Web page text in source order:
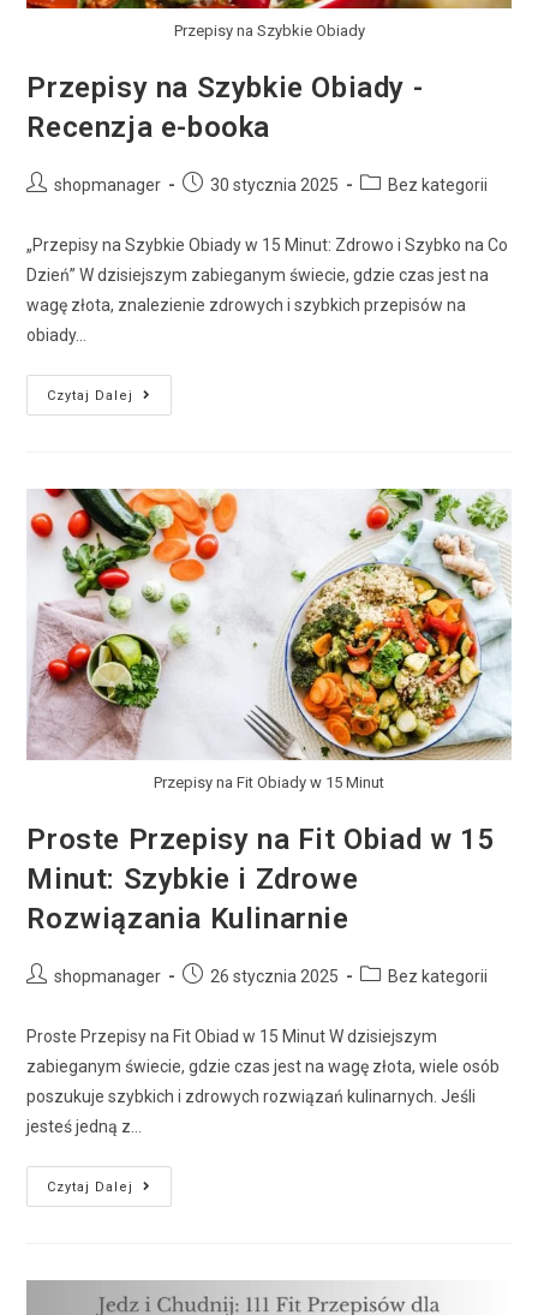
Przepisy na Szybkie Obiady
Przepisy na Szybkie Obiady -
Recenzja e-booka
shopmanager 30 stycznia 2025 Bez kategorii
„Przepisy na Szybkie Obiady w 15 Minut: Zdrowo i Szybko na Co
Dzień” W dzisiejszym zabieganym świecie, gdzie czas jest na
wagę złota, znalezienie zdrowych i szybkich przepisów na
obiady…
Czytaj Dalej
Przepisy na Fit Obiady w 15 Minut
Proste Przepisy na Fit Obiad w 15
Minut: Szybkie i Zdrowe
Rozwiązania Kulinarnie
shopmanager 26 stycznia 2025 Bez kategorii
Proste Przepisy na Fit Obiad w 15 Minut W dzisiejszym
zabieganym świecie, gdzie czas jest na wagę złota, wiele osób
poszukuje szybkich i zdrowych rozwiązań kulinarnych. Jeśli
jesteś jedną z…
Czytaj Dalej